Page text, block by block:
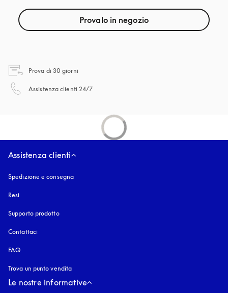
Provalo in negozio
Prova di 30 giornisi apre in una nuova finestra
Assistenza clienti 24/7
Assistenza clienti
Spedizione e consegna
Resi
Supporto prodotto
Contattaci
FAQ
Trova un punto vendita
Le nostre informative